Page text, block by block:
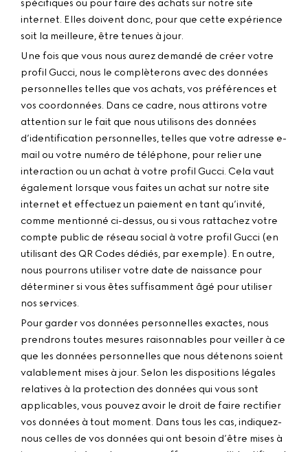
spécifiques ou pour faire des achats sur notre site
internet. Elles doivent donc, pour que cette expérience
soit la meilleure, être tenues à jour.
Une fois que vous nous aurez demandé de créer votre
profil Gucci, nous le complèterons avec des données
personnelles telles que vos achats, vos préférences et
vos coordonnées. Dans ce cadre, nous attirons votre
attention sur le fait que nous utilisons des données
d’identification personnelles, telles que votre adresse e-
mail ou votre numéro de téléphone, pour relier une
interaction ou un achat à votre profil Gucci. Cela vaut
également lorsque vous faites un achat sur notre site
internet et effectuez un paiement en tant qu’invité,
comme mentionné ci-dessus, ou si vous rattachez votre
compte public de réseau social à votre profil Gucci (en
utilisant des QR Codes dédiés, par exemple). En outre,
nous pourrons utiliser votre date de naissance pour
déterminer si vous êtes suffisamment âgé pour utiliser
nos services.
Pour garder vos données personnelles exactes, nous
prendrons toutes mesures raisonnables pour veiller à ce
que les données personnelles que nous détenons soient
valablement mises à jour. Selon les dispositions légales
relatives à la protection des données qui vous sont
applicables, vous pouvez avoir le droit de faire rectifier
vos données à tout moment. Dans tous les cas, indiquez-
nous celles de vos données qui ont besoin d’être mises à